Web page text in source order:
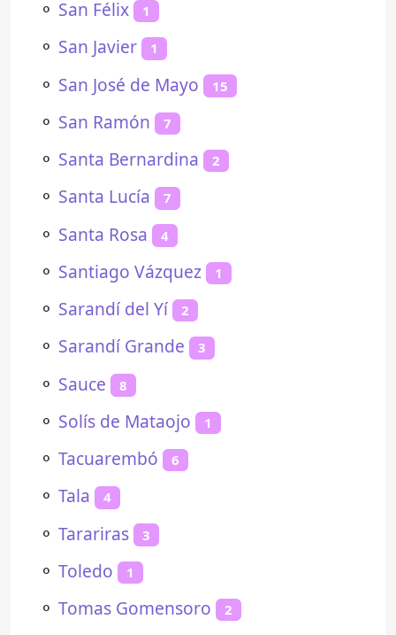
⚬ San Félix 1
⚬ San Javier 1
⚬ San José de Mayo 15
⚬ San Ramón 7
⚬ Santa Bernardina 2
⚬ Santa Lucía 7
⚬ Santa Rosa 4
⚬ Santiago Vázquez 1
⚬ Sarandí del Yí 2
⚬ Sarandí Grande 3
⚬ Sauce 8
⚬ Solís de Mataojo 1
⚬ Tacuarembó 6
⚬ Tala 4
⚬ Tarariras 3
⚬ Toledo 1
⚬ Tomas Gomensoro 2